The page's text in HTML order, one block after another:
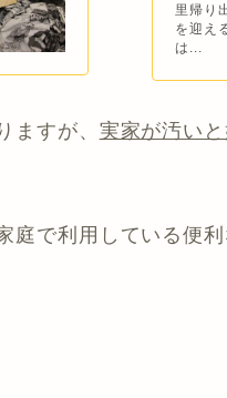
里帰り
を迎え
は...
ますが、 実家が汚い
庭で利用している便